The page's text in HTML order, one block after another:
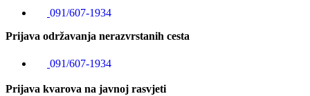
091/607-1934
Prijava održavanja nerazvrstanih cesta
091/607-1934
Prijava kvarova na javnoj rasvjeti